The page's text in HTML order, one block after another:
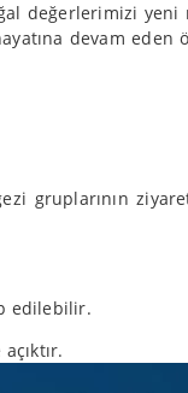
yeni
devam
gruplarının
edilebilir.